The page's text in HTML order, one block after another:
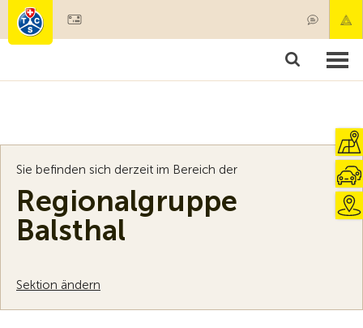
Mitgliedschaft & Leistungen
Sie befinden sich derzeit im Bereich der
Regionalgruppe
Balsthal
Sektion ändern